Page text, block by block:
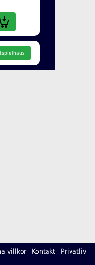
villkor Kontakt Privatliv